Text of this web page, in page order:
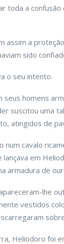
toda a
assim a
sido
o seu intento.
seus homens
suscitou uma
atingidos de
num cavalo
em
armadura de
lhe
vestidos
Heliodoro foi